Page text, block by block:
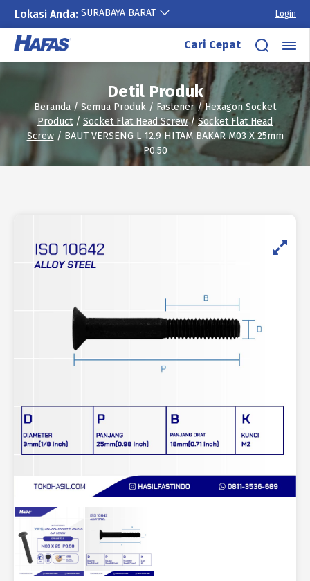
Lokasi Anda: SURABAYA BARAT Login
Lewati
konten
Cari Cepat
Detil Produk
Beranda/Semua Produk / Fastener/Hexagon Socket
Product/ Socket Flat Head Screw/Socket Flat Head
Screw/ BAUT VERSENG L 12.9 HITAM BAKAR M03 X 25mm
P0.50